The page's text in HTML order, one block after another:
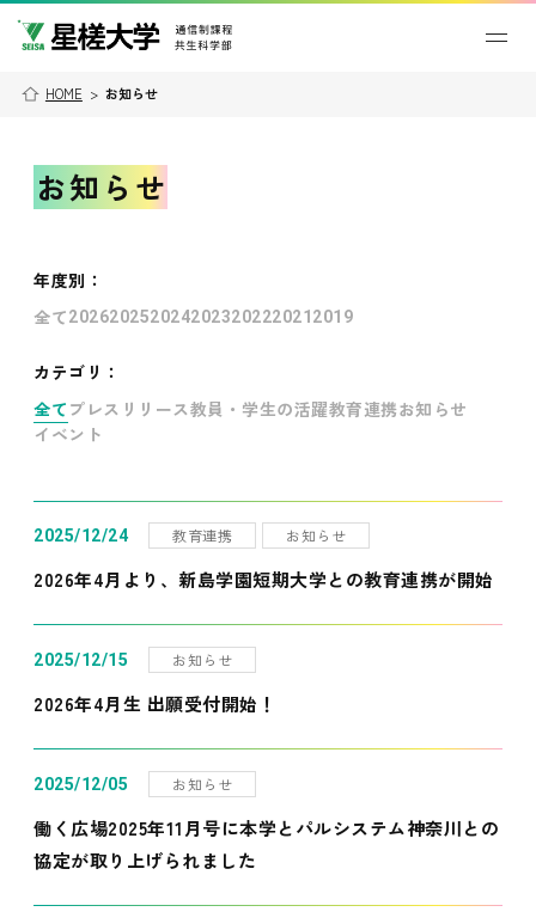
HOME > お知らせ
お知らせ
年度別 ：
全て202620252024202320222021 2019
カテゴリ：
全て プレスリリース教員・学生の活躍教育連携お知らせ
イベント
2025/12/24 教育連携 お知らせ
2026年4月より、新島学園短期大学との教育連携が開始
2025/12/15 お知らせ
2026年4月生 出願受付開始！
2025/12/05 お知らせ
働く広場2025年11月号に本学とパルシステム神奈川との
協定が取り上げられました